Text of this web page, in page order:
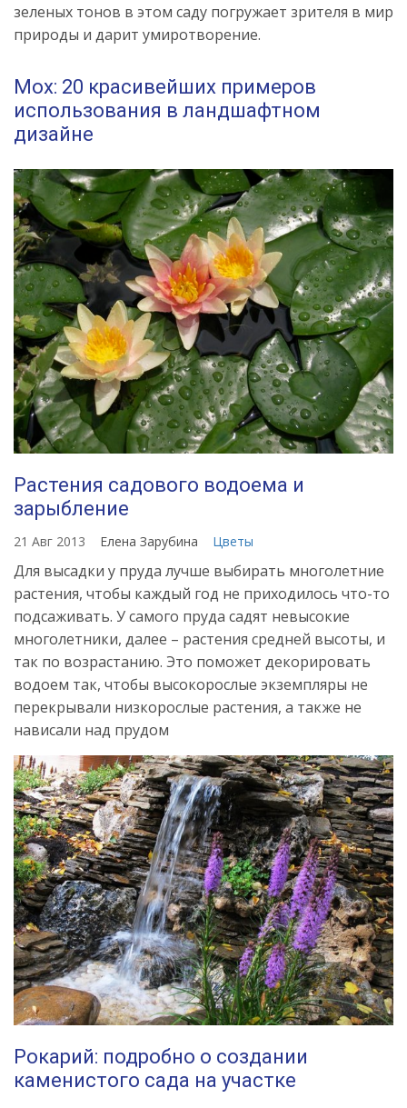
зеленых тонов в этом саду погружает зрителя в мир
природы и дарит умиротворение.
Мох: 20 красивейших примеров
использования в ландшафтном
дизайне
Растения садового водоема и
зарыбление
21 Авг 2013 Елена Зарубина Цветы
Для высадки у пруда лучше выбирать многолетние
растения, чтобы каждый год не приходилось что-то
подсаживать. У самого пруда садят невысокие
многолетники, далее – растения средней высоты, и
так по возрастанию. Это поможет декорировать
водоем так, чтобы высокорослые экземпляры не
перекрывали низкорослые растения, а также не
нависали над прудом
Рокарий: подробно о создании
каменистого сада на участке